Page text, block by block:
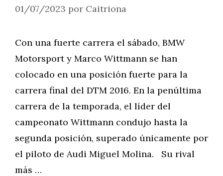
01/07/2023 por Caitriona
Con una fuerte carrera el sábado, BMW
Motorsport y Marco Wittmann se han
colocado en una posición fuerte para la
carrera final del DTM 2016. En la penúltima
carrera de la temporada, el líder del
campeonato Wittmann condujo hasta la
segunda posición, superado únicamente por
el piloto de Audi Miguel Molina. Su rival
más …